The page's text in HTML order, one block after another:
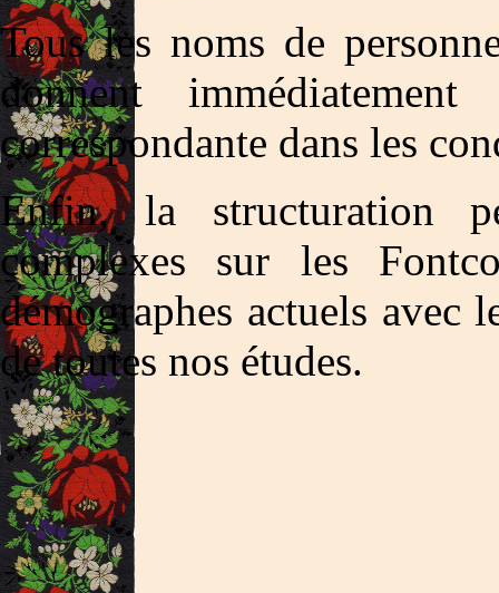
Tous les noms de
donnent
correspondante dans les
Enfin, la structuration
complexes sur les
démographes actuels avec
de toutes nos études.